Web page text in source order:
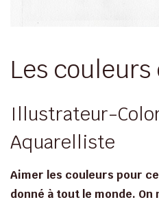
Les couleurs
Illustrateur-
Aquarelliste
Aimer les couleurs pour ce
donné à tout le monde. On